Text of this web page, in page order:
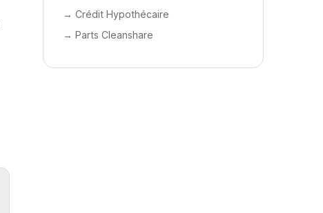
→ Crédit Hypothécaire
→ Parts Cleanshare